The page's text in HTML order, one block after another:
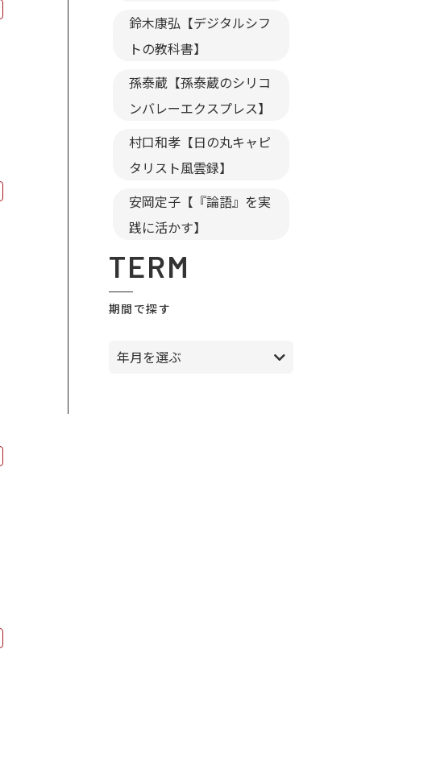
鈴木康弘【デジタルシフ
トの教科書】
孫泰蔵【孫泰蔵のシリコ
ンバレーエクスプレス】
村口和孝【日の丸キャピ
タリスト風雲録】
安岡定子【『論語』を実
践に活かす】
TERM
期間で探す
年月を選ぶ